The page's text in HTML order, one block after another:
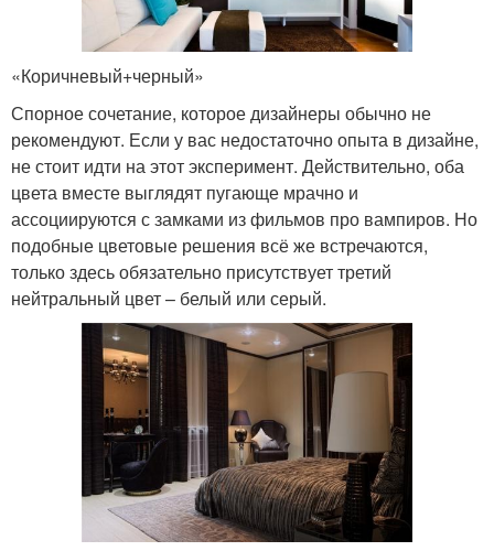
«Коричневый+черный»
Спорное сочетание, которое дизайнеры обычно не
рекомендуют. Если у вас недостаточно опыта в дизайне,
не стоит идти на этот эксперимент. Действительно, оба
цвета вместе выглядят пугающе мрачно и
ассоциируются с замками из фильмов про вампиров. Но
подобные цветовые решения всё же встречаются,
только здесь обязательно присутствует третий
нейтральный цвет – белый или серый.